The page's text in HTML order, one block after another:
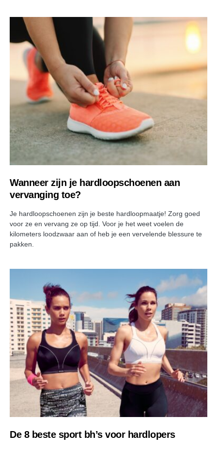
Wanneer zijn je hardloopschoenen aan
vervanging toe?
Je hardloopschoenen zijn je beste hardloopmaatje! Zorg goed
voor ze en vervang ze op tijd. Voor je het weet voelen de
kilometers loodzwaar aan of heb je een vervelende blessure te
pakken.
De 8 beste sport bh’s voor hardlopers